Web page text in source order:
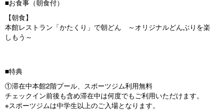
■お食事（朝食付）
【朝食】
本館レストラン「かたくり」で朝どん ～オリジナルどんぶりを楽
しもう～
■特典
①滞在中本館2階プール、スポーツジム利用無料
チェックイン前後も含め滞在中は何度でもご利用いただけます。
※スポーツジムは中学生以上のご入場となります。